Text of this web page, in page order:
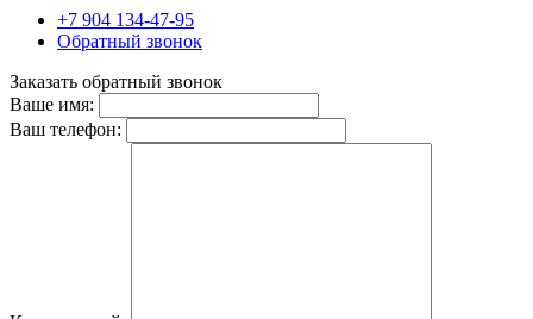
+7 904 134-47-95
Обратный звонок
Заказать обратный звонок
Ваше имя:
Ваш телефон: